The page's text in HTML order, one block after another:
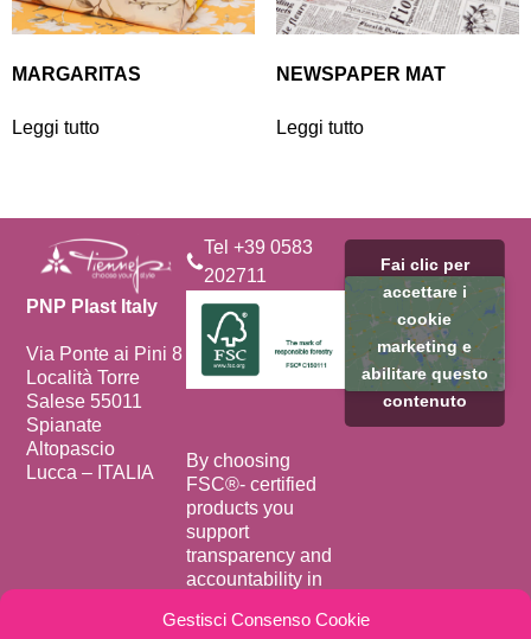
Gestisci Consenso Cookie
MARGARITAS
Leggi tutto
NEWSPAPER MAT
Leggi tutto
PNP Plast Italy
Via Ponte ai Pini 8
Località Torre
Salese 55011
Spianate
Altopascio
Lucca – ITALIA
Fai clic per
accettare i
cookie
marketing e
abilitare questo
contenuto
By choosing
FSC®️- certified
products you
support
transparency and
accountability in
chains.
Tel +39 0583
202711